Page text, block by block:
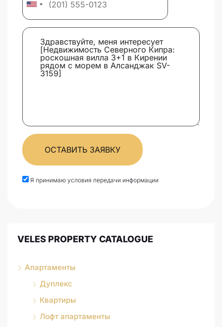
ОСТАВИТЬ ЗАЯВКУ
Я принимаю условия передачи информации
VELES PROPERTY CATALOGUE
Апартаменты
Дуплекс
Квартиры
Лофт апартаменты